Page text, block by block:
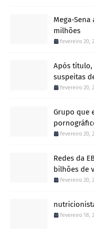
Mega-
milhões
fevereiro 20,
Após título,
suspeitas
fevereiro 20,
Grupo que
fevereiro 20,
Redes da
bilhões de
fevereiro 20,
fevereiro 18,